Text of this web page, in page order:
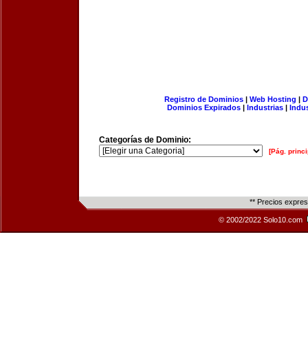
Registro de Dominios| Web Hosting |
Dominios Expirados | Industrias |
Categorías de Dominio:
[Pág.
** Precios
© 2002/2022 Solo10.com